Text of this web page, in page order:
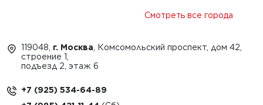
Смотреть все города
119048, г. Москва , Комсомольский проспект, дом 42,
строение 1,
подъезд 2, этаж 6
+7 (925) 534-64-89